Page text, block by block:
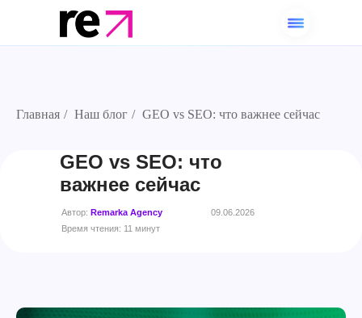
Главная / Наш блог / GEO vs SEO: что важнее сейчас
GEO vs SEO: что
важнее сейчас
Автор: Remarka Agency
09.06.2026
Время чтения: 11 минут